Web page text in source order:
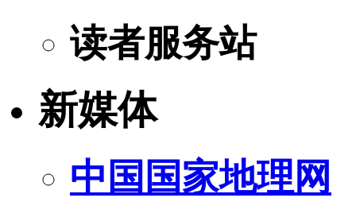
读者服务站
新媒体
中国国家地理网